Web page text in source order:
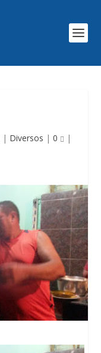
| Diversos | 0 |